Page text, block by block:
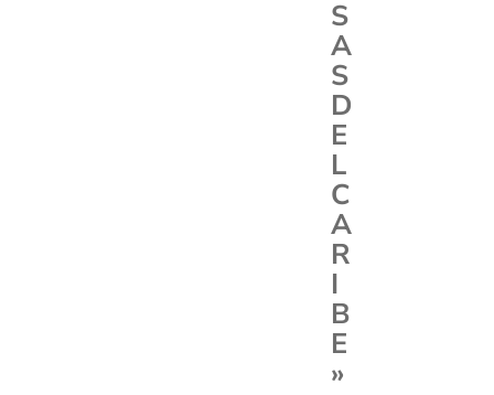
S
A
S
D
E
L
C
A
R
I
B
E
»